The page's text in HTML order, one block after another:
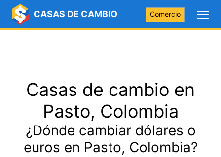
CASAS DE CAMBIO Comercio
Casas de cambio en
Pasto, Colombia
¿Dónde cambiar dólares o
euros en Pasto, Colombia?